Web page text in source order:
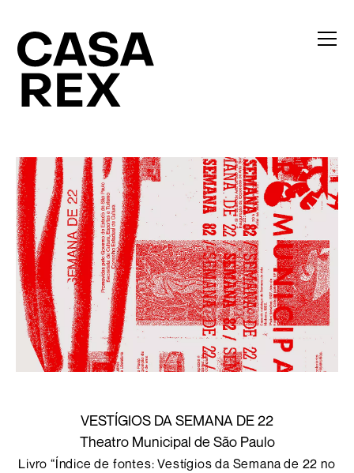
VESTÍGIOS DA SEMANA DE 22
Theatro Municipal de São Paulo
Livro “Índice de fontes: Vestígios da Semana de 22 no